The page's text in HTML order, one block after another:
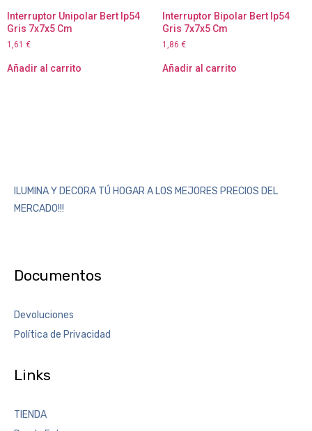
Interruptor Unipolar Bert Ip54
Gris 7x7x5 Cm
1,61 €
Añadir al carrito
Interruptor Bipolar Bert Ip54
Gris 7x7x5 Cm
1,86 €
Añadir al carrito
ILUMINA Y DECORA TÚ HOGAR A LOS MEJORES PRECIOS DEL
MERCADO!!!
Documentos
Devoluciones
Política de Privacidad
Links
TIENDA